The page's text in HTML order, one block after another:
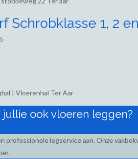
Schrobklasse 1, 2
| Vloerenhal Ter Aar
jullie ook vloeren leggen?
professionele legservice aan. Onze